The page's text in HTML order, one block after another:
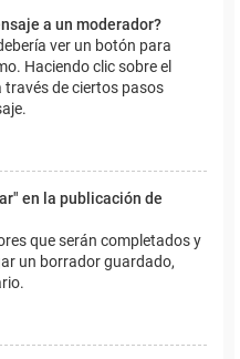
a un moderador?
ver un botón para
Haciendo clic sobre el
través de ciertos pasos
en la publicación de
que serán completados y
un borrador guardado,